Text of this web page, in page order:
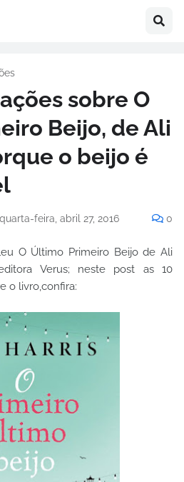
sobre O
Beijo, de Ali
o beijo é
quarta-feira, abril 27, 2016 0
O Último Primeiro Beijo de Ali
Verus; neste post as 10
o livro,confira: